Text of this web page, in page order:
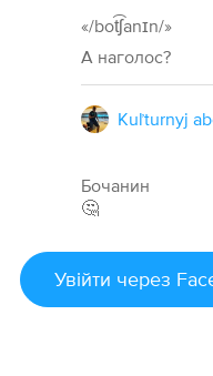
«/bot͡ʃanɪn/»
А наголос?
Kuľturnyj
Бочанин
🤔
Увійти через